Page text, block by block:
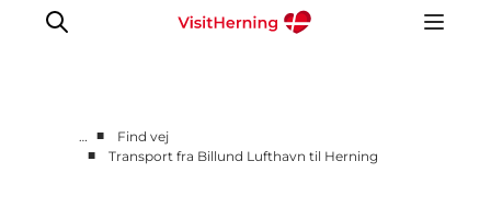
… ■
Find vej
■
Transport fra Billund Lufthavn til Herning